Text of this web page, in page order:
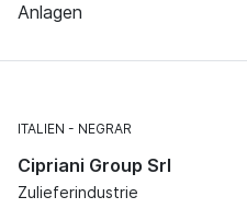
Anlagen
ITALIEN NEGRAR
Cipriani Group Srl
Zulieferindustrie